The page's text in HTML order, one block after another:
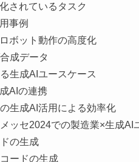
されているタスク
事例
ボット動作の高度化
成データ
生成AIユースケース
AIの連携
生成AI活用による効率化
ッセ2024での製造業×生成AI
の生成
ードの生成